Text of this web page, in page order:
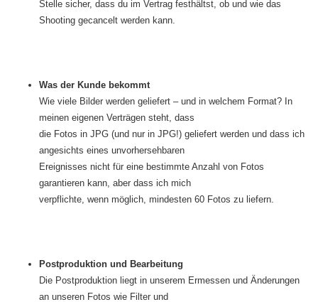
Stelle sicher, dass du im Vertrag festhältst, ob und wie das
Shooting gecancelt werden kann.
Was der Kunde bekommt
Wie viele Bilder werden geliefert – und in welchem Format? In
meinen eigenen Verträgen steht, dass
die Fotos in JPG (und nur in JPG!) geliefert werden und dass ich
angesichts eines unvorhersehbaren
Ereignisses nicht für eine bestimmte Anzahl von Fotos
garantieren kann, aber dass ich mich
verpflichte, wenn möglich, mindesten 60 Fotos zu liefern.
Postproduktion und Bearbeitung
Die Postproduktion liegt in unserem Ermessen und Änderungen
an unseren Fotos wie Filter und